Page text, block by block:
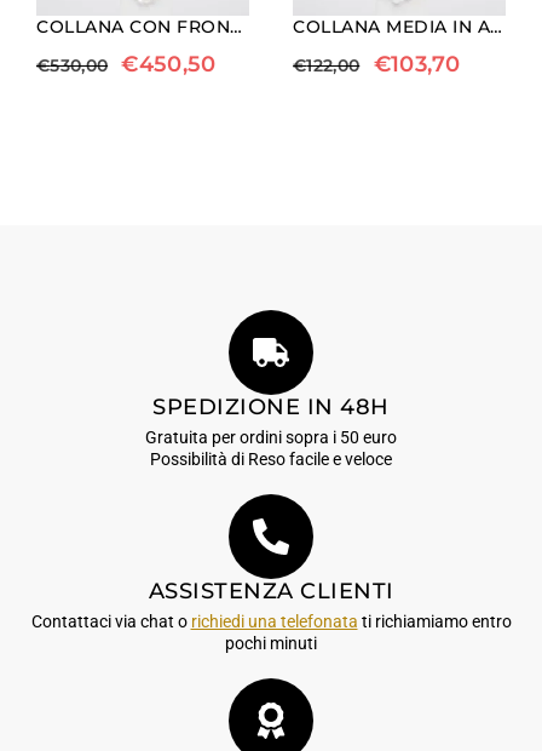
COLLANA CON FRONTALE A TRE FILI, IN PERLE BAROCCHE ED AGATA NERA
€530,00 €450,50
COLLANA MEDIA IN AGATA BIANCA, OCCHIO DI BUE ED EBANO
€122,00 €103,70
SPEDIZIONE IN 48H
Gratuita per ordini sopra i 50 euro
Possibilità di Reso facile e veloce
ASSISTENZA CLIENTI
Contattaci via chat o richiedi una telefonata ti richiamiamo entro
pochi minuti